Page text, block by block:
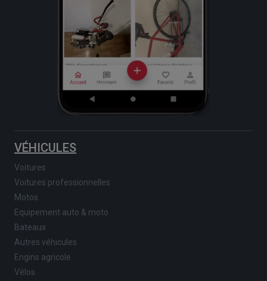
VÉHICULES
Voitures
Voitures professionnelles
Motos
Equipement auto & moto
Bateaux
Autres véhicules
Engins agricole
Vélos